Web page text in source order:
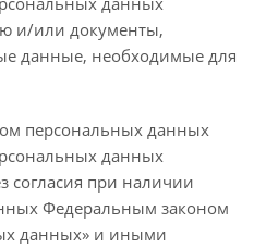
и/или документы,
данные, необходимые для
персональных данных
данных
согласия при наличии
Федеральным законом
данных» и иными